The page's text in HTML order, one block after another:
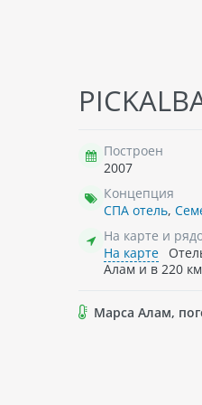
Построен
2007
Концепция
СПА отель,
На карте и
На карте
Алам и в 220
Марса Алам,
Египет ,
двухэтажных
603 840
₸
→